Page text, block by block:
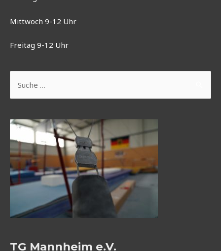
Mittwoch 9-12 Uhr
Freitag 9-12 Uhr
nach:
TG Mannheim e.V.